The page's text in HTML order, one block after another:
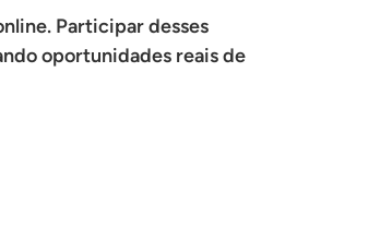
Participar desses
oportunidades reais de